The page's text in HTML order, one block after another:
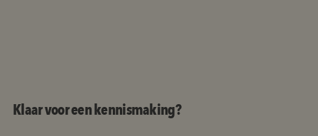
Klaar voor een kennismaking?